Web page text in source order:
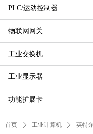
首页 ꄲ 工业计算机 ꄲ 英特
PLC/运动控制器
物联网网关
工业交换机
工业显示器
功能扩展卡